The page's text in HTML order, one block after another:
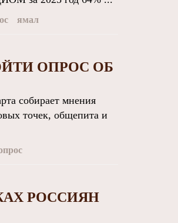
ямал
ОПРОС ОБ
собирает мнения
точек, общепита и
РОССИЯН